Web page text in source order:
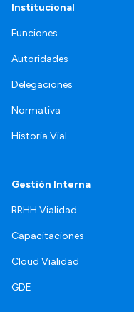
Institucional
Funciones
Autoridades
Delegaciones
Normativa
Historia Vial
Gestión Interna
RRHH Vialidad
Capacitaciones
Cloud Vialidad
GDE